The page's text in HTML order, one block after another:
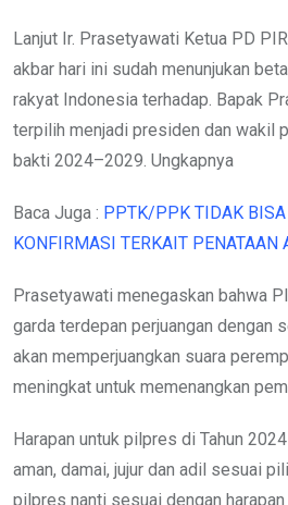
Lanjut Ir. Prasetyawati Ketua PD
akbar hari ini sudah menunjukan
rakyat Indonesia terhadap. Bapak
terpilih menjadi presiden dan wakil
bakti 2024–2029. Ungkapnya
Baca Juga : PPTK/PPK TIDAK
KONFIRMASI TERKAIT PENATAAN
Prasetyawati menegaskan bahwa
garda terdepan perjuangan dengan
akan memperjuangkan suara
meningkat untuk memenangkan
Harapan untuk pilpres di Tahun
aman, damai, jujur dan adil sesuai
pilpres nanti sesuai dengan